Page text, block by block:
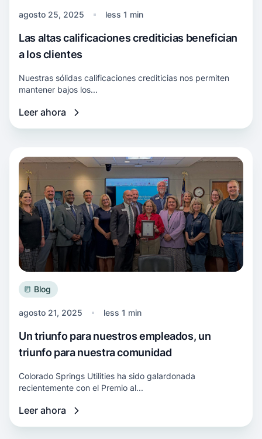
agosto 25, 2025 less 1 min
Las altas calificaciones crediticias benefician
a los clientes
Nuestras sólidas calificaciones crediticias nos permiten
mantener bajos los...
Leer ahora
Blog
agosto 21, 2025 less 1 min
Un triunfo para nuestros empleados, un
triunfo para nuestra comunidad
Colorado Springs Utilities ha sido galardonada
recientemente con el Premio al...
Leer ahora
Más información Un triunfo para nuestros